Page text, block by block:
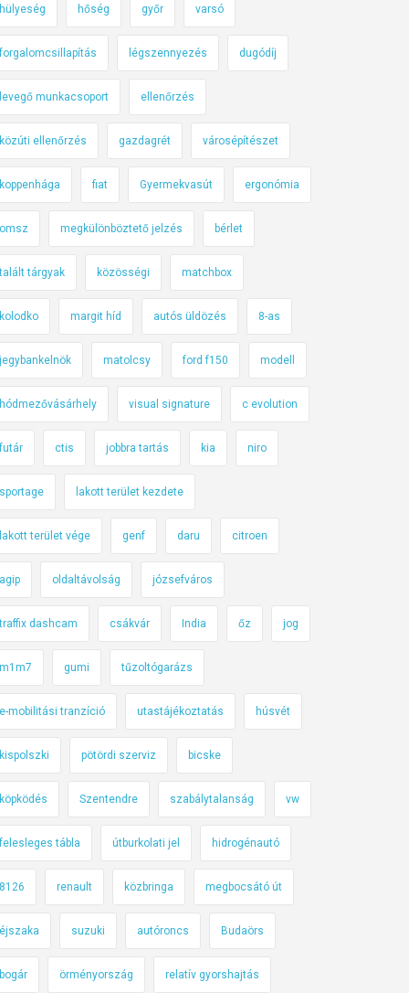
hülyeség hőség győr varsó
forgalomcsillapítás légszennyezés dugódíj
levegő munkacsoport ellenőrzés
közúti ellenőrzés gazdagrét városépítészet
koppenhága fiat Gyermekvasút ergonómia
omsz megkülönböztető jelzés bérlet
talált tárgyak közösségi matchbox
kolodko margit híd autós üldözés 8-as
jegybankelnök matolcsy ford f150 modell
hódmezővásárhely visual signature c evolution
futár ctis jobbra tartás kia niro
sportage lakott terület kezdete
lakott terület vége genf daru citroen
agip oldaltávolság józsefváros
traffix dashcam csákvár India őz jog
m1m7 gumi tűzoltógarázs
e-mobilitási tranzíció utastájékoztatás húsvét
kispolszki pötördi szerviz bicske
köpködés Szentendre szabálytalanság vw
felesleges tábla útburkolati jel hidrogénautó
8126 renault közbringa megbocsátó út
éjszaka suzuki autóroncs Budaörs
bogár örményország relatív gyorshajtás